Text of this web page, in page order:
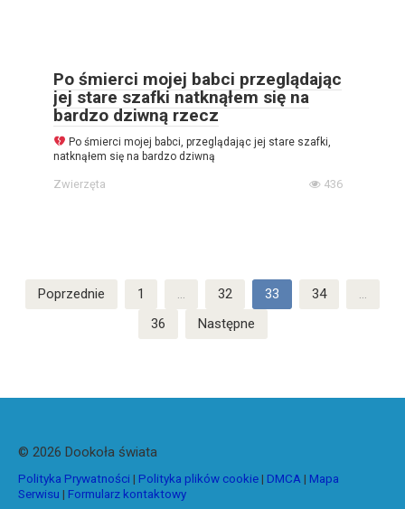
Po śmierci mojej babci przeglądając
jej stare szafki natknąłem się na
bardzo dziwną rzecz
Po śmierci mojej babci, przeglądając jej stare szafki,
natknąłem się na bardzo dziwną
Zwierzęta 436
Stronicowanie
wpisów
Poprzednie 1 … 32 33 34
…
36
Następne
© 2026 Dookoła świata
Polityka Prywatności | Polityka plików cookie| DMCA | Mapa
Serwisu | Formularz kontaktowy